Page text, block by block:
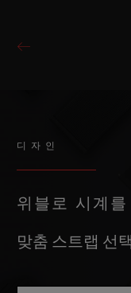
디자인
위블로 시계
맞춤 스트랩 선